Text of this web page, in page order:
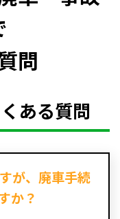
問
ある質問
が、廃車手続
か？